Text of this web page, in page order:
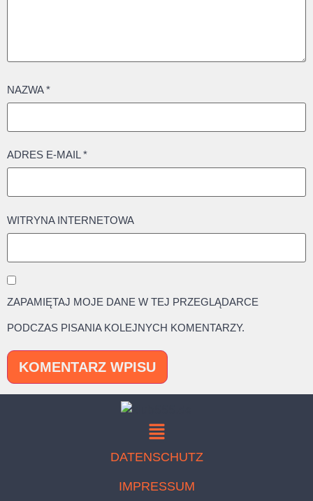
NAZWA*
ADRES E-MAIL *
WITRYNA INTERNETOWA
ZAPAMIĘTAJ MOJE DANE W TEJ PRZEGLĄDARCE
PODCZAS PISANIA KOLEJNYCH KOMENTARZY.
DATENSCHUTZ
IMPRESSUM